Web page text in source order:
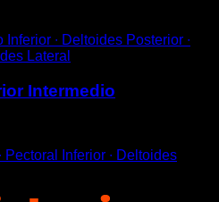
Inferior ∙ Deltoides Posterior ∙
Lateral
Intermedio
Pectoral Inferior ∙ Deltoides